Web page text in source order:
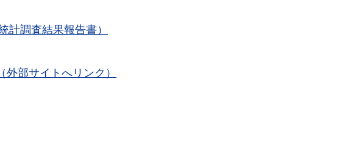
計調査結果報告書）
部サイトへリンク）